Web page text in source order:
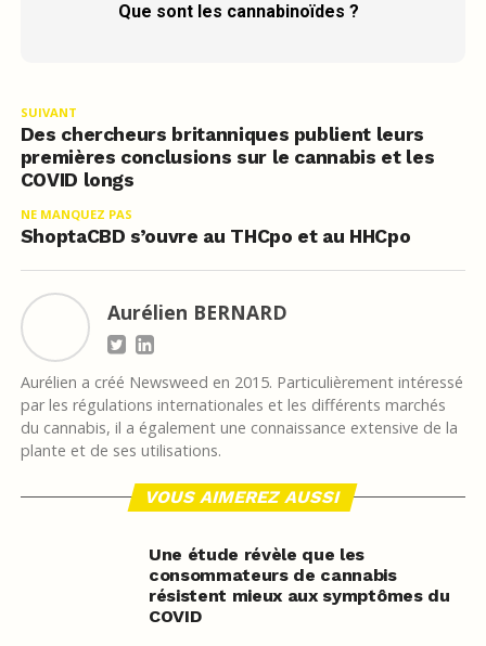
Que sont les cannabinoïdes ?
SUIVANT
Des chercheurs britanniques publient leurs
premières conclusions sur le cannabis et les
COVID longs
NE MANQUEZ PAS
ShoptaCBD s’ouvre au THCpo et au HHCpo
Aurélien BERNARD
Aurélien a créé Newsweed en 2015. Particulièrement intéressé
par les régulations internationales et les différents marchés
du cannabis, il a également une connaissance extensive de la
plante et de ses utilisations.
VOUS AIMEREZ AUSSI
Une étude révèle que les
consommateurs de cannabis
résistent mieux aux symptômes du
COVID